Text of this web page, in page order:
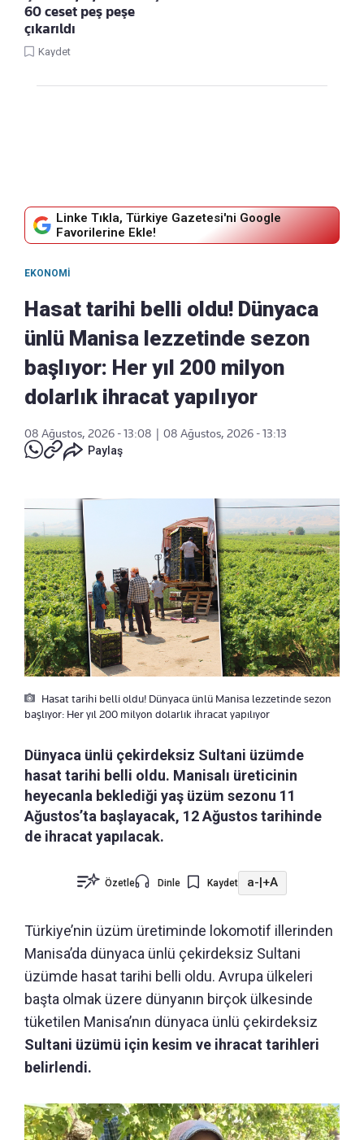
60 ceset peş peşe
çıkarıldı
Kaydet
Linke Tıkla, Türkiye Gazetesi'ni Google
Favorilerine Ekle!
EKONOMI
Hasat tarihi belli oldu! Dünyaca
ünlü Manisa lezzetinde sezon
başlıyor: Her yıl 200 milyon
dolarlık ihracat yapılıyor
08 Ağustos, 2026 - 13:08
08 Ağustos, 2026 - 13:13
Paylaş
Hasat tarihi belli oldu! Dünyaca ünlü Manisa lezzetinde sezon
başlıyor: Her yıl 200 milyon dolarlık ihracat yapılıyor
Dünyaca ünlü çekirdeksiz Sultani üzümde
hasat tarihi belli oldu. Manisalı üreticinin
heyecanla beklediği yaş üzüm sezonu 11
Ağustos’ta başlayacak, 12 Ağustos tarihinde
de ihracat yapılacak.
Özetle Dinle Kaydet a-|+A
Türkiye’nin üzüm üretiminde lokomotif illerinden
Manisa’da dünyaca ünlü çekirdeksiz Sultani
üzümde hasat tarihi belli oldu. Avrupa ülkeleri
başta olmak üzere dünyanın birçok ülkesinde
tüketilen Manisa’nın dünyaca ünlü çekirdeksiz
Sultani üzümü için kesim ve ihracat tarihleri
belirlendi.